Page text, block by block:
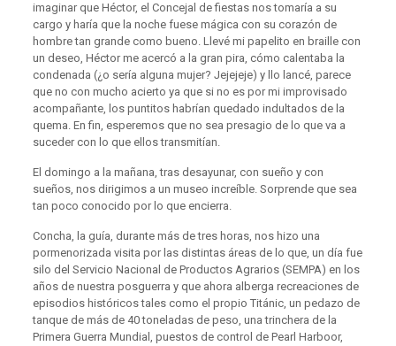
imaginar que Héctor, el Concejal de fiestas nos tomaría a su
cargo y haría que la noche fuese mágica con su corazón de
hombre tan grande como bueno. Llevé mi papelito en braille con
un deseo, Héctor me acercó a la gran pira, cómo calentaba la
condenada (¿o sería alguna mujer? Jejejeje) y llo lancé, parece
que no con mucho acierto ya que si no es por mi improvisado
acompañante, los puntitos habrían quedado indultados de la
quema. En fin, esperemos que no sea presagio de lo que va a
suceder con lo que ellos transmitían.
El domingo a la mañana, tras desayunar, con sueño y con
sueños, nos dirigimos a un museo increíble. Sorprende que sea
tan poco conocido por lo que encierra.
Concha, la guía, durante más de tres horas, nos hizo una
pormenorizada visita por las distintas áreas de lo que, un día fue
silo del Servicio Nacional de Productos Agrarios (SEMPA) en los
años de nuestra posguerra y que ahora alberga recreaciones de
episodios históricos tales como el propio Titánic, un pedazo de
tanque de más de 40 toneladas de peso, una trinchera de la
Primera Guerra Mundial, puestos de control de Pearl Harboor,